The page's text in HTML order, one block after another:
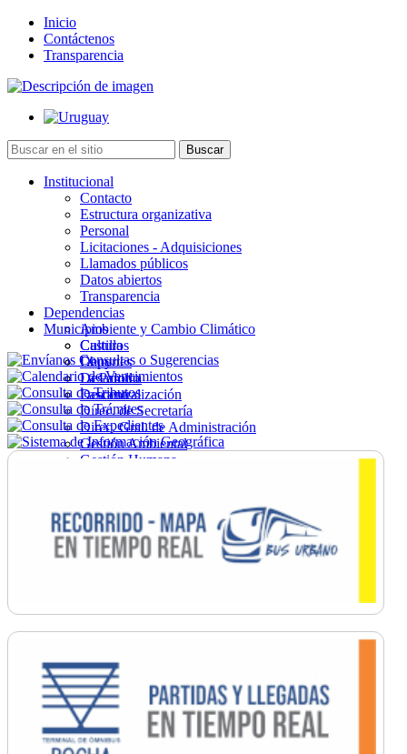
Inicio
Contáctenos
Transparencia
Institucional
Contacto
Estructura organizativa
Personal
Licitaciones - Adquisiciones
Llamados públicos
Datos abiertos
Transparencia
Dependencias
Ambiente y Cambio Climático
Cultura
Deportes
Desarrollo
Descentralización
Direc. de Secretaría
Direc. Gral. de Administración
Gestión Ambiental
Gestión Humana
Ordenamiento
Promoción Social
Salud
Secretaría General
Municipios
Castillos
Chuy
La Paloma
Lascano